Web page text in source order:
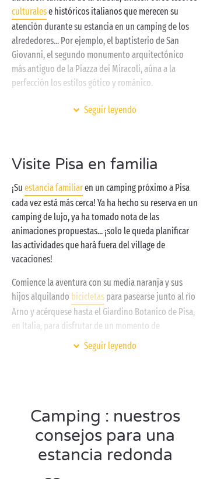
culturalese históricos italianos que merecen su
atención durante su estancia en un camping de los
alrededores... Por ejemplo, el baptisterio de San
Giovanni, el segundo monumento arquitectónico
más antiguo de la Piazza dei Miracoli, aúna a la
perfección los estilos gótico y románico.
Cuando visite la Piazza dei Cavalieri, una de las
Tras un día entero descubriendo las joyas toscanas
de Pisa, ¡habrá llegado el momento de tomarse un
descanso! Para ello, le recomendamos que se acerque
a playas como Marina di Pisa o Tirrenia para relajarse
aorillas del mar, antes de regresar a su
alojamiento de camping PREMIUMy disfrutar de una
buena noche de sueño...
Seguir leyendo
Visite Pisa en familia
¡Su estancia familiaren un camping próximo a Pisa
cada vez está más cerca! Ya ha hecho su reserva en un
camping de lujo, ya ha tomado nota de las
animaciones propuestas... ¡solo le queda planificar
las actividades que hará fuera del village de
vacaciones!
Comience la aventura con su media naranja y sus
hijos alquilando bicicletas para pasearse junto al río
Arno y acérquese hasta el Giardino Botanico de Pisa,
en Italia, para disfrutar de un momento de
Visite Pisa en pareja
Seguir leyendo
Camping : nuestros
consejos para una
estancia redonda